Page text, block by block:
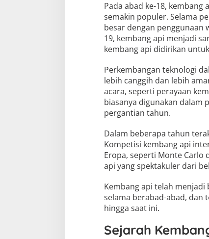
Pada abad ke-18,
semakin populer. Selama
besar dengan penggunaan
19, kembang api menjadi
kembang api didirikan
Perkembangan teknologi
lebih canggih dan lebih
acara, seperti perayaan
biasanya digunakan dalam
pergantian tahun.
Dalam beberapa tahun
Kompetisi kembang api
Eropa, seperti Monte Carlo
api yang spektakuler dari
Kembang api telah
selama berabad-abad, dan
hingga saat ini.
Sejarah